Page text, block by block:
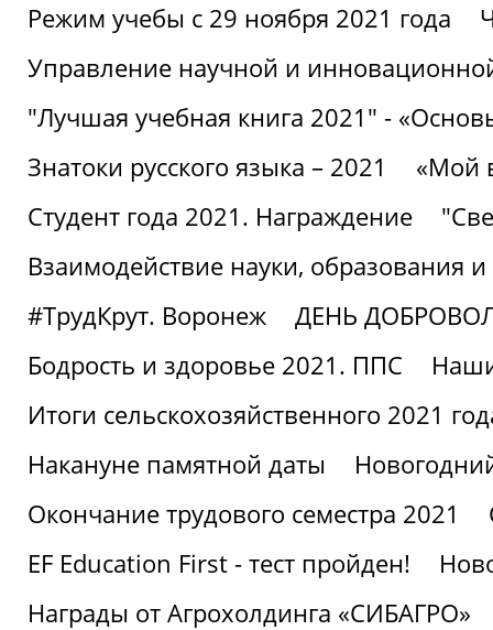
Режим учебы с 29 ноября 2021 года
Управление научной и
"Лучшая учебная книга 2021" -
Знатоки русского языка – 2021
«Мой
Студент года 2021. Награждение
Взаимодействие науки, образования и
#ТрудКрут. Воронеж
ДЕНЬ
Бодрость и здоровье 2021. ППС
Итоги сельскохозяйственного 2021
Накануне памятной даты
Окончание трудового семестра 2021
EF Education First - тест пройден!
Награды от Агрохолдинга «СИБАГРО»